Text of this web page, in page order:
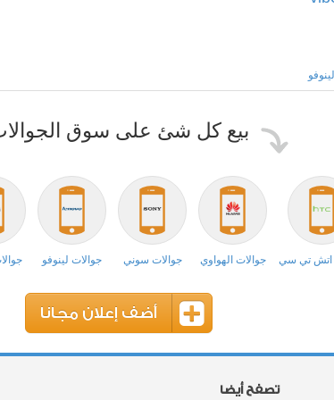
بيع كل شئ على سوق
اتش تي سي جوالات الهواوي جوالات سوني جوالات لينوفو
أضف إعلان مجانا
تصفح أيضا